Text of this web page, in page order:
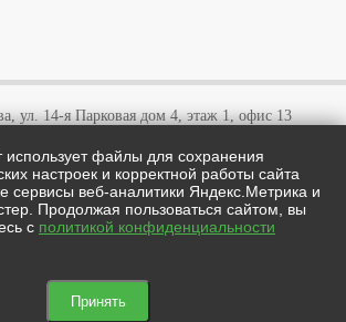
цотипи.рф © 2026
ул. 14-я Парковая дом 4, этаж 1, офис 13
+7 (495)646 03 57
+7 (800)707 57 72
cotipi@yandex.ru

использует файлы для сохранения
настроек и корректной работы сайта
сервисы веб-аналитики Яндекс.Метрика и
Продолжая пользоваться сайтом, вы
с политикой конфиденциальности
Принять